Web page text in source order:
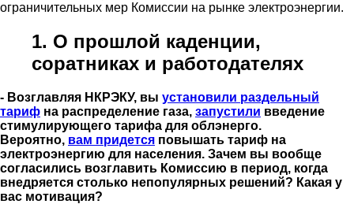
ограничительных мер Комиссии на рынке электроэнергии.
1. О прошлой каденции,
соратниках и работодателях
- Возглавляя НКРЭКУ, вы установили раздельный
тариф на распределение газа, запустили введение
стимулирующего тарифа для облэнерго.
Вероятно, вам придется повышать тариф на
электроэнергию для населения. Зачем вы вообще
согласились возглавить Комиссию в период, когда
внедряется столько непопулярных решений? Какая у
вас мотивация?